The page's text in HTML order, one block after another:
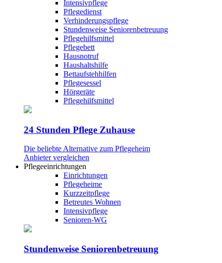
Intensivpflege
Pflegedienst
Verhinderungspflege
Stundenweise Seniorenbetreuung
Pflegehilfsmittel
Pflegebett
Hausnotruf
Haushaltshilfe
Bettaufstehhilfen
Pflegesessel
Hörgeräte
Pflegehilfsmittel
24 Stunden Pflege Zuhause
Die beliebte Alternative zum Pflegeheim
Anbieter vergleichen
Pflegeeinrichtungen
Einrichtungen
Pflegeheime
Kurzzeitpflege
Betreutes Wohnen
Intensivpflege
Senioren-WG
Stundenweise Seniorenbetreuung